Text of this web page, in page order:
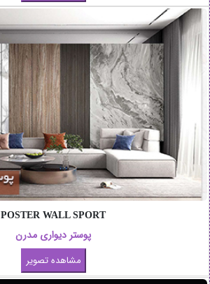
POSTER WALL SPORT
پوستر دیواری مدرن